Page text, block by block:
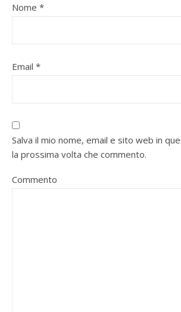
Nome *
Email *
Salva il mio nome, email e sito web in
la prossima volta che commento.
Commento